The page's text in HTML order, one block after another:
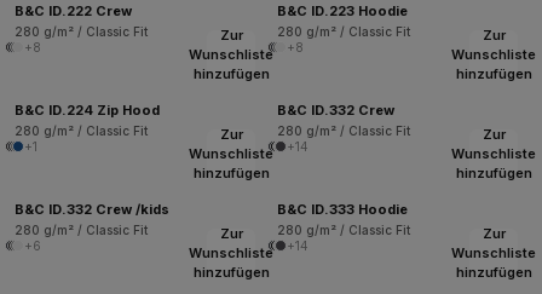
B&C ID.222 Crew
280 g/m² / Classic Fit
+8
B&C ID.223 Hoodie
280 g/m² / Classic Fit
+8
Zur
Wunschliste
hinzufügen
B&C ID.224 Zip Hood
280 g/m² / Classic Fit
+1
Zur
Wunschliste
hinzufügen
B&C ID.332 Crew
280 g/m² / Classic Fit
+14
Zur
Wunschliste
hinzufügen
B&C ID.332 Crew /kids
280 g/m² / Classic Fit
+6
Zur
Wunschliste
hinzufügen
B&C ID.333 Hoodie
280 g/m² / Classic Fit
+14
Zur
Wunschliste
hinzufügen
Zur
Wunschliste
hinzufügen